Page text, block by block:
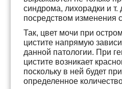
синдрома, лихорадки и т.
посредством изменения
Так, цвет мочи при
цистите напрямую
данной патологии. При
цистите возникает
поскольку в ней будет
определенное